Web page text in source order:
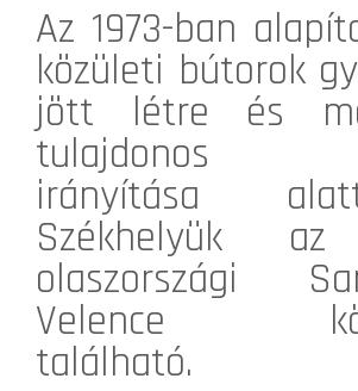
Az 1973-ban
közületi bútorok
jött létre és
tulajdonos
irányítása
Székhelyük az
olaszországi
Velence
található.